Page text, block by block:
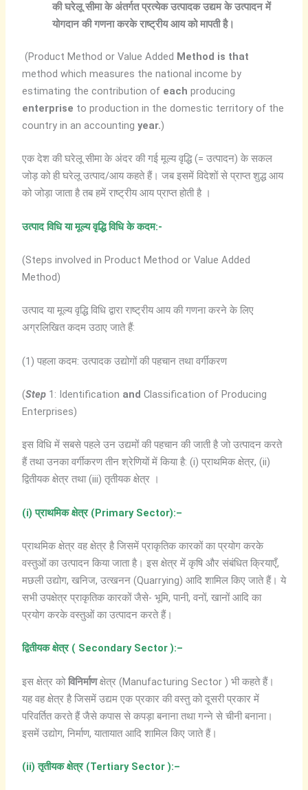
कीघरेलूसीमाकेअंतर्गतप्रत्येकउत्पादकउद्यमकेउत्पादनमें
योगदानकीगणनाकरकेराष्ट्रीयआयकोमापतीहै।
(Product Method or Value Added Method is that
method which measures the national income by
estimating the contribution of each producing
enterprise to production in the domestic territory of the
country in an accounting year.)
एक देश की घरेलू सीमा के अंदर की गई मूल्य वृद्धि (= उत्पादन) के सकल
जोड़ को ही घरेलू उत्पाद/आय कहते हैं। जब इसमें विदेशों से प्राप्त शुद्ध आय
को जोड़ा जाता है तब हमें राष्ट्रीय आय प्राप्त होती है ।
उत्पाद विधि या मूल्य वृद्धि विधि के कदम:-
(Steps involved in Product Method or Value Added
Method)
उत्पाद या मूल्य वृद्धि विधि द्वारा राष्ट्रीय आय की गणना करने के लिए
अग्रलिखित कदम उठाए जाते हैं:
(1) पहला कदम: उत्पादक उद्योगों की पहचान तथा वर्गीकरण
(Step 1: Identification and Classification of Producing
Enterprises)
इस विधि में सबसे पहले उन उद्यमों की पहचान की जाती है जो उत्पादन करते
हैं तथा उनका वर्गीकरण तीन श्रेणियों में किया है: (i) प्राथमिक क्षेत्र, (ii)
द्वितीयक क्षेत्र तथा (iii) तृतीयक क्षेत्र ।
(i)प्राथमिक क्षेत्र(Primary Sector):–
प्राथमिक क्षेत्र वह क्षेत्र है जिसमें प्राकृतिक कारकों का प्रयोग करके
वस्तुओं का उत्पादन किया जाता है। इस क्षेत्र में कृषि और संबंधित क्रियाएँ,
मछली उद्योग, खनिज, उत्खनन (Quarrying) आदि शामिल किए जाते हैं। ये
सभी उपक्षेत्र प्राकृतिक कारकों जैसे- भूमि, पानी, वनों, खानों आदि का
प्रयोग करके वस्तुओं का उत्पादन करते हैं।
द्वितीयक क्षेत्र( Secondary Sector ):–
इस क्षेत्र कोविनिर्माणक्षेत्र (Manufacturing Sector ) भी कहते हैं।
यह वह क्षेत्र है जिसमें उद्यम एक प्रकार की वस्तु को दूसरी प्रकार में
परिवर्तित करते हैं जैसे कपास से कपड़ा बनाना तथा गन्ने से चीनी बनाना।
इसमें उद्योग, निर्माण, यातायात आदि शामिल किए जाते हैं।
(ii)तृतीयक क्षेत्र(Tertiary Sector ):–